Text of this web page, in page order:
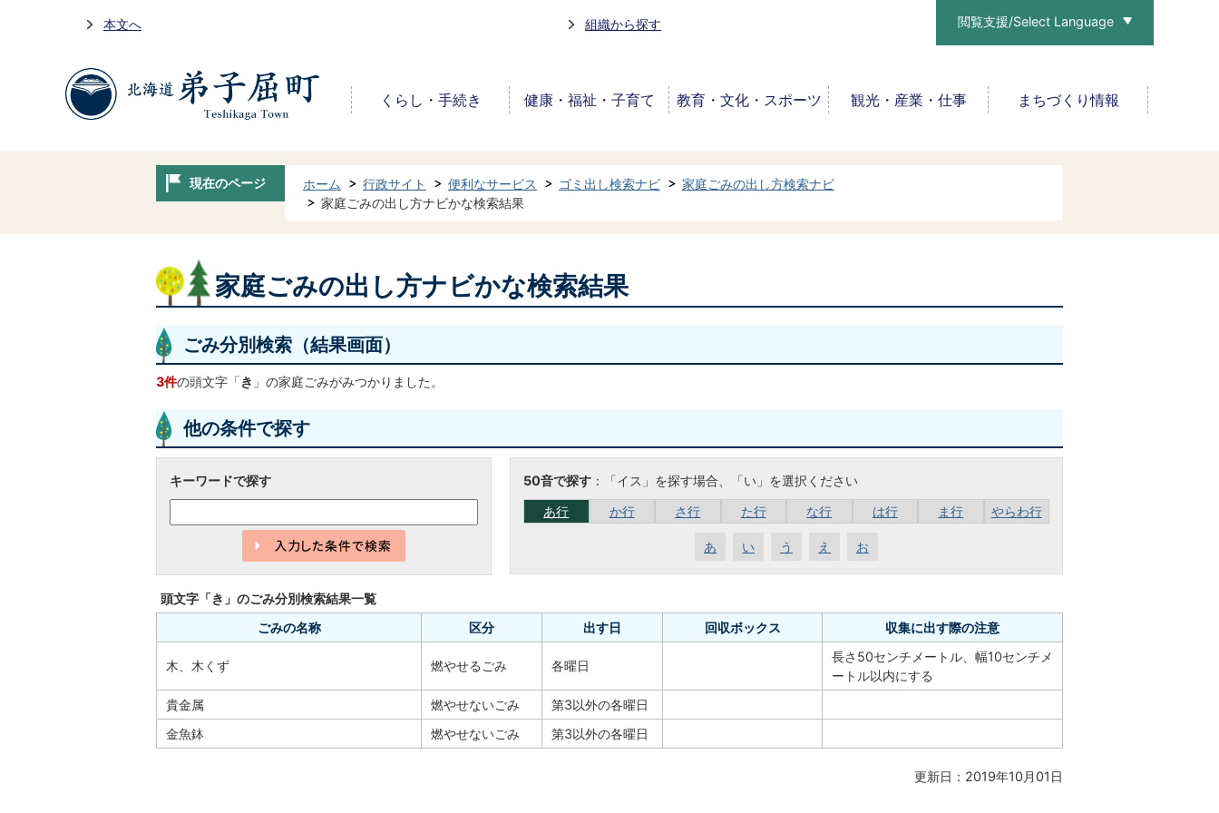
本文へ 組織から探す 閲覧支援/Select Language
くらし・手続き 健康・福祉・子育て 教育・文化・スポーツ 観光・産業・仕事 まちづくり情報
現在のページ ホーム 行政サイト 便利なサービス ゴミ出し検索ナビ
家庭ごみの出し方検索ナビ
家庭ごみの出し方ナビかな検索結果
家庭ごみの出し方ナビかな検索結果
ごみ分別検索 （結果画面）
3件の頭文字「き 」の家庭ごみがみつかりました。
他の条件で探す
キーワードで探す 50音で探す ：「イス」を探す場合、「い」を選択ください
あ行
か行 さ行 た行 な行 は行 ま行 やらわ行
あ い う え お
頭文字「き 」のごみ分別検索結果一覧
ごみの名称
区分 出す日 回収ボックス 収集に出す際の注意
木、木くず 燃やせるごみ 各曜日
長さ50センチメートル、幅10センチメ
ートル以内にする
貴金属
燃やせないごみ
第3以外の各曜日
金魚鉢
燃やせないごみ 第3以外の各曜日
更新日：2019年10月01日